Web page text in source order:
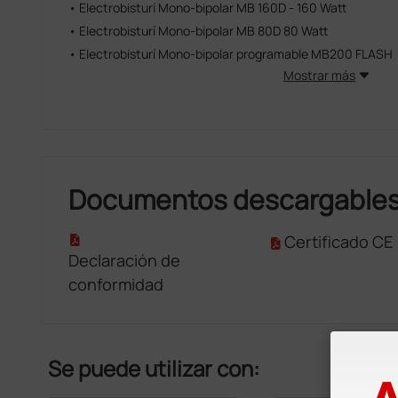
• Electrobisturí Mono-bipolar MB 160D - 160 Watt
• Electrobisturí Mono-bipolar MB 80D 80 Watt
• Electrobisturí Mono-bipolar programable MB200 FLASH
Mostrar más
Documentos
Declaración de
conformidad
Certificado CE
Se puede utilizar con: